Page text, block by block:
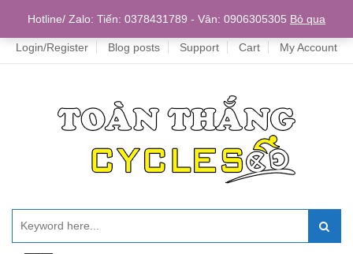
Home
Login/Register Blog posts Support Cart My Account
Hotline/ Zalo: Tiến: 0378431789 - Vân: 0906305305 Bỏ qua